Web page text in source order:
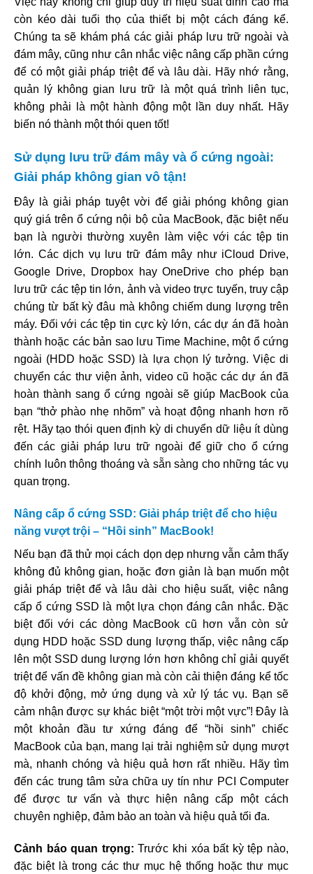
còn kéo dài tuổi thọ của thiết bị một cách đáng kể.
Chúng ta sẽ khám phá các giải pháp lưu trữ ngoài và
đám mây, cũng như cân nhắc việc nâng cấp phần cứng
để có một giải pháp triệt để và lâu dài. Hãy nhớ rằng,
quản lý không gian lưu trữ là một quá trình liên tục,
không phải là một hành động một lần duy nhất. Hãy
biến nó thành một thói quen tốt!
Sử dụng lưu trữ đám mây và ổ cứng ngoài:
Giải pháp không gian vô tận!
Đây là giải pháp tuyệt vời để giải phóng không gian
quý giá trên ổ cứng nội bộ của MacBook, đặc biệt nếu
bạn là người thường xuyên làm việc với các tệp tin
lớn. Các dịch vụ lưu trữ đám mây như iCloud Drive,
Google Drive, Dropbox hay OneDrive cho phép bạn
lưu trữ các tệp tin lớn, ảnh và video trực tuyến, truy cập
chúng từ bất kỳ đâu mà không chiếm dung lượng trên
máy. Đối với các tệp tin cực kỳ lớn, các dự án đã hoàn
thành hoặc các bản sao lưu Time Machine, một ổ cứng
ngoài (HDD hoặc SSD) là lựa chọn lý tưởng. Việc di
chuyển các thư viện ảnh, video cũ hoặc các dự án đã
hoàn thành sang ổ cứng ngoài sẽ giúp MacBook của
bạn “thở phào nhẹ nhõm” và hoạt động nhanh hơn rõ
rệt. Hãy tạo thói quen định kỳ di chuyển dữ liệu ít dùng
đến các giải pháp lưu trữ ngoài để giữ cho ổ cứng
chính luôn thông thoáng và sẵn sàng cho những tác vụ
quan trọng.
Nâng cấp ổ cứng SSD: Giải pháp triệt để cho hiệu
năng vượt trội – “Hồi sinh” MacBook!
Nếu bạn đã thử mọi cách dọn dẹp nhưng vẫn cảm thấy
không đủ không gian, hoặc đơn giản là bạn muốn một
giải pháp triệt để và lâu dài cho hiệu suất, việc nâng
cấp ổ cứng SSD là một lựa chọn đáng cân nhắc. Đặc
biệt đối với các dòng MacBook cũ hơn vẫn còn sử
dụng HDD hoặc SSD dung lượng thấp, việc nâng cấp
lên một SSD dung lượng lớn hơn không chỉ giải quyết
triệt để vấn đề không gian mà còn cải thiện đáng kể tốc
độ khởi động, mở ứng dụng và xử lý tác vụ. Bạn sẽ
cảm nhận được sự khác biệt “một trời một vực”! Đây là
một khoản đầu tư xứng đáng để “hồi sinh” chiếc
MacBook của bạn, mang lại trải nghiệm sử dụng mượt
mà, nhanh chóng và hiệu quả hơn rất nhiều. Hãy tìm
đến các trung tâm sửa chữa uy tín như PCI Computer
để được tư vấn và thực hiện nâng cấp một cách
chuyên nghiệp, đảm bảo an toàn và hiệu quả tối đa.
Cảnh báo quan trọng: Trước khi xóa bất kỳ tệp nào,
đặc biệt là trong các thư mục hệ thống hoặc thư mục